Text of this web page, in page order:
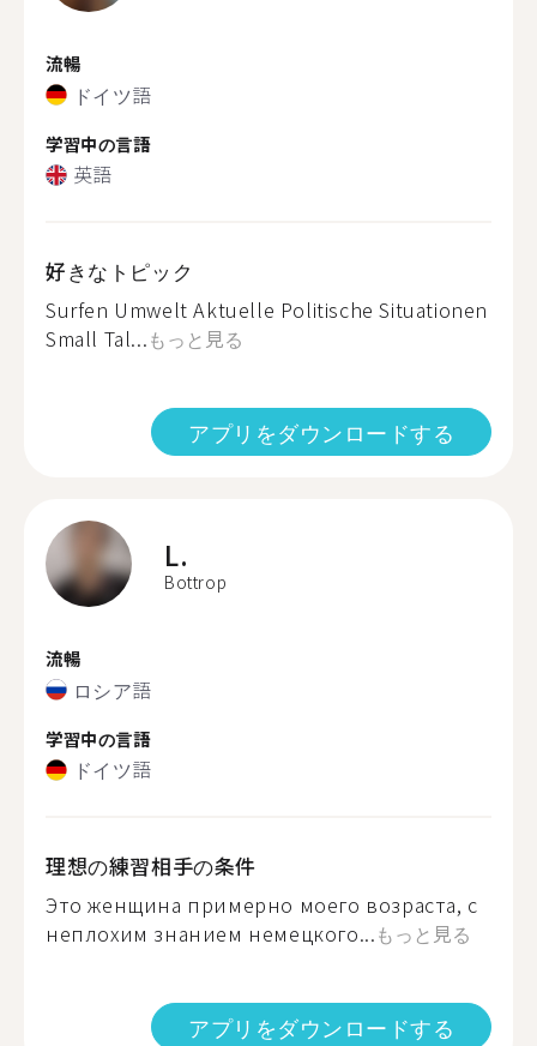
流暢
ドイツ語
学習中の言語
英語
好きなトピック
Surfen Umwelt Aktuelle Politische Situationen
Small Tal...もっと見る
アプリをダウンロードする
L.
Bottrop
流暢
ロシア語
学習中の言語
ドイツ語
理想の練習相手の条件
Это женщина примерно моего возраста, с
неплохим знанием немецкого...もっと見る
アプリをダウンロードする